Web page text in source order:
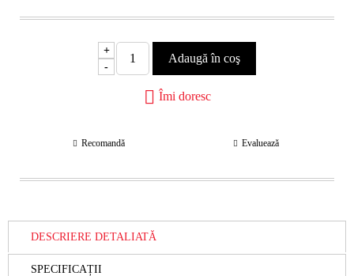
+
-
Îmi doresc
Recomandă Evaluează
DESCRIERE DETALIATĂ
SPECIFICAȚII